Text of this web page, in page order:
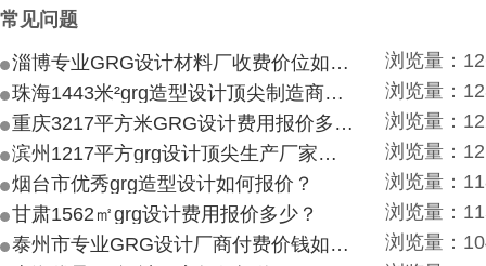
常见问题
淄博专业GRG设计材料厂收费价位如何？
浏览量：
珠海1443米²grg造型设计顶尖制造商付费付费多少？
浏览量：
重庆3217平方米GRG设计费用报价多少？
浏览量：
滨州1217平方grg设计顶尖生产厂家价目如何？
浏览量：
烟台市优秀grg造型设计如何报价？
浏览量：
甘肃1562㎡grg设计费用报价多少？
浏览量：
泰州市专业GRG设计厂商付费价钱如何？
浏览量：